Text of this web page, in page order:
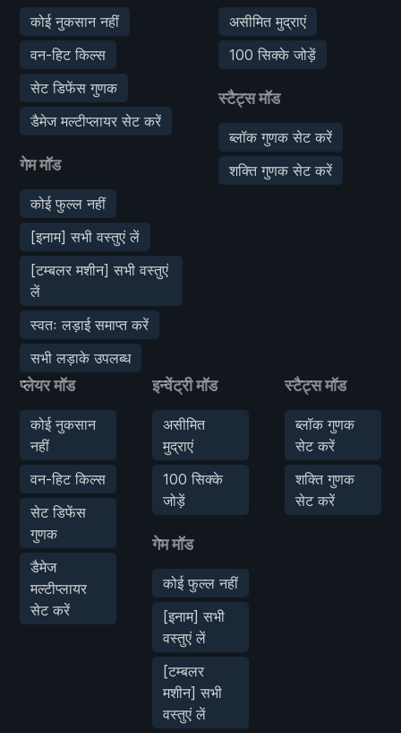
कोई नुकसान नहीं
वन-हिट किल्स
सेट डिफेंस गुणक
डैमेज मल्टीप्लायर सेट करें
गेम मॉड
कोई फुल्ल नहीं
[इनाम] सभी वस्तुएं लें
[टम्बलर मशीन] सभी वस्तुएं
लें
स्वतः लड़ाई समाप्त करें
सभी लड़ाके उपलब्ध
असीमित मुद्राएं
100 सिक्के जोड़ें
स्टैट्स मॉड
ब्लॉक गुणक सेट करें
शक्ति गुणक सेट करें
प्लेयर मॉड
कोई नुकसान
नहीं
वन-हिट किल्स
सेट डिफेंस
गुणक
डैमेज
मल्टीप्लायर
सेट करें
इन्वेंट्री मॉड
असीमित
मुद्राएं
100 सिक्के
जोड़ें
गेम मॉड
कोई फुल्ल नहीं
[इनाम] सभी
वस्तुएं लें
[टम्बलर
मशीन] सभी
वस्तुएं लें
स्टैट्स मॉड
ब्लॉक गुणक
सेट करें
शक्ति गुणक
सेट करें